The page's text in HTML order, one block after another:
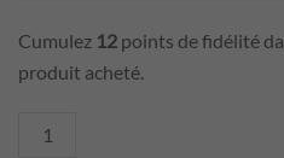
Cumulez 12 points de fidélité
produit acheté.
quantité